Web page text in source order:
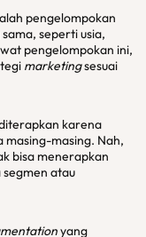
pengelompokan
seperti usia,
pengelompokan ini,
marketingsesuai
karena
masing-masing. Nah,
bisa menerapkan
segmen atau
yang